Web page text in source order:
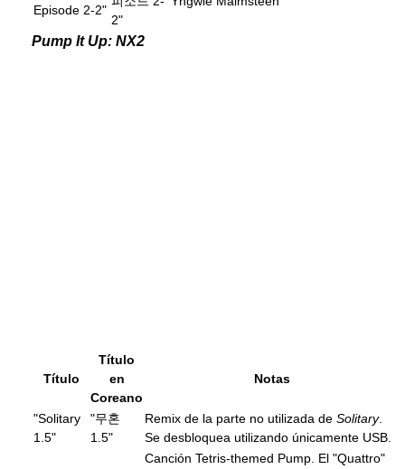
Episode 2-2"
2"
Pump It Up: NX2
Título
Título
en
Coreano
Notas
"Solitary
1.5"
"무혼
1.5"
Remix de la parte no utilizada de Solitary.
Se desbloquea utilizando únicamente USB.
Canción Tetris-themed Pump. El "Quattro"